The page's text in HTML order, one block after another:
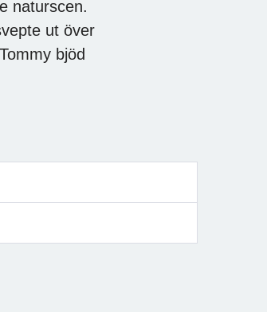
naturscen.
ut över
bjöd